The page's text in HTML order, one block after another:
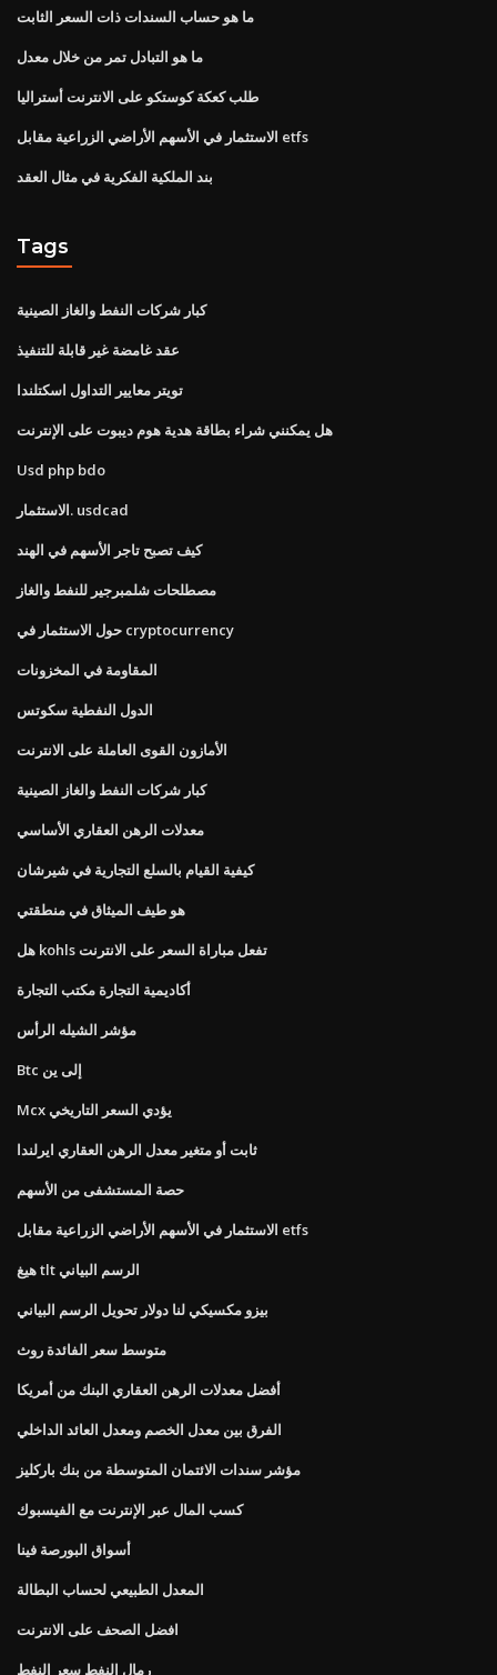
ما هو حساب السندات ذات السعر الثابت
ما هو التبادل تمر من خلال معدل
طلب كعكة كوستكو على الانترنت أستراليا
الاستثمار في الأسهم الأراضي الزراعية مقابل etfs
بند الملكية الفكرية في مثال العقد
Tags
كبار شركات النفط والغاز الصينية
عقد غامضة غير قابلة للتنفيذ
تويتر معايير التداول اسكتلندا
هل يمكنني شراء بطاقة هدية هوم ديبوت على الإنترنت
Usd php bdo
الاستثمار. usdcad
كيف تصبح تاجر الأسهم في الهند
مصطلحات شلمبرجير للنفط والغاز
حول الاستثمار في cryptocurrency
المقاومة في المخزونات
الدول النفطية سكوتس
الأمازون القوى العاملة على الانترنت
كبار شركات النفط والغاز الصينية
معدلات الرهن العقاري الأساسي
كيفية القيام بالسلع التجارية في شيرشان
هو طيف الميثاق في منطقتي
هل kohls تفعل مباراة السعر على الانترنت
أكاديمية التجارة مكتب التجارة
مؤشر الشيله الرأس
Btc إلى ين
Mcx يؤدي السعر التاريخي
ثابت أو متغير معدل الرهن العقاري ايرلندا
حصة المستشفى من الأسهم
الاستثمار في الأسهم الأراضي الزراعية مقابل etfs
هيغ tlt الرسم البياني
بيزو مكسيكي لنا دولار تحويل الرسم البياني
متوسط ​​سعر الفائدة روث
أفضل معدلات الرهن العقاري البنك من أمريكا
الفرق بين معدل الخصم ومعدل العائد الداخلي
مؤشر سندات الائتمان المتوسطة من بنك باركليز
كسب المال عبر الإنترنت مع الفيسبوك
أسواق البورصة فينا
المعدل الطبيعي لحساب البطالة
افضل الصحف على الانترنت
رمال النفط سعر النفط